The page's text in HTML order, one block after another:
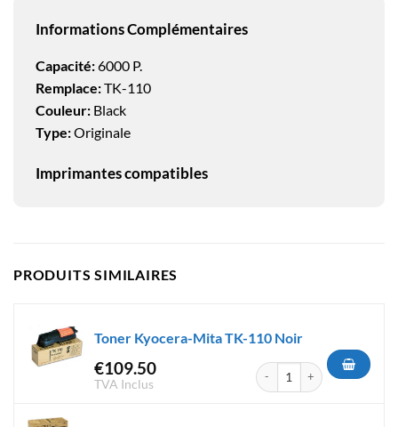
Informations Complémentaires
Capacité:6000 P.
Remplace:TK-110
Couleur: Black
Type:Originale
Imprimantes compatibles
PRODUITS SIMILAIRES
Toner Kyocera-Mita TK-110 Noir
€109.50
TVA Inclus
quantité de Toner Kyocera-